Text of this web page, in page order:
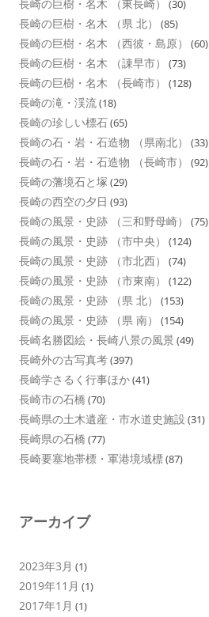
長崎の巨樹・名木 （東長崎） (30)
長崎の巨樹・名木 （県 北） (85)
長崎の巨樹・名木 （西彼・島原） (60)
長崎の巨樹・名木 （諌早市） (73)
長崎の巨樹・名木 （長崎市） (128)
長崎の滝・渓流(18)
長崎の珍しい標石(65)
長崎の石・岩・石造物 （県南北） (33)
長崎の石・岩・石造物 （長崎市） (92)
長崎の藩境石と塚 (29)
長崎の西空の夕日 (93)
長崎の風景・史跡 （三和野母崎） (75)
長崎の風景・史跡 （市中央） (124)
長崎の風景・史跡 （市北西） (74)
長崎の風景・史跡 （市東南） (122)
長崎の風景・史跡 （県 北） (153)
長崎の風景・史跡 （県 南） (154)
長崎名勝図絵・長崎八景の風景 (49)
長崎外の古写真考(397)
長崎学さるく行事ほか(41)
長崎市の石橋 (70)
長崎県の土木遺産・市水道史施設 (31)
長崎県の石橋 (77)
長崎要塞地帯標・軍港境域標(87)
アーカイブ
2023年3月 (1)
2019年11月 (1)
2017年1月 (1)